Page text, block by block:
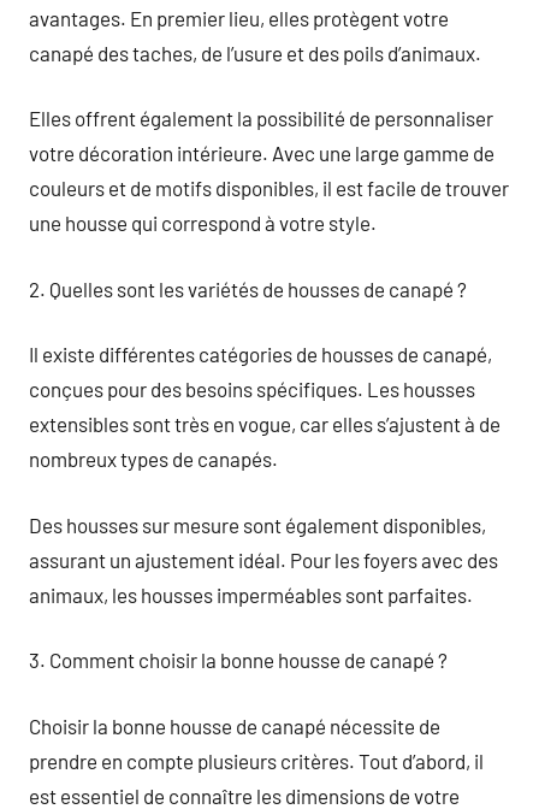
avantages. En premier lieu, elles protègent votre
canapé des taches, de l’usure et des poils d’animaux.
Elles offrent également la possibilité de personnaliser
votre décoration intérieure. Avec une large gamme de
couleurs et de motifs disponibles, il est facile de trouver
une housse qui correspond à votre style.
2. Quelles sont les variétés de housses de canapé ?
Il existe différentes catégories de housses de canapé,
conçues pour des besoins spécifiques. Les housses
extensibles sont très en vogue, car elles s’ajustent à de
nombreux types de canapés.
Des housses sur mesure sont également disponibles,
assurant un ajustement idéal. Pour les foyers avec des
animaux, les housses imperméables sont parfaites.
3. Comment choisir la bonne housse de canapé ?
Choisir la bonne housse de canapé nécessite de
prendre en compte plusieurs critères. Tout d’abord, il
est essentiel de connaître les dimensions de votre